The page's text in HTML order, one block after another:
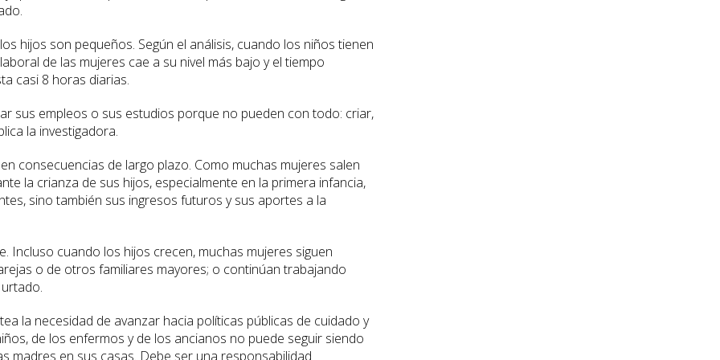
hijos son pequeños. Según el análisis, cuando los niños tienen
de las mujeres cae a su nivel más bajo y el tiempo
casi 8 horas diarias.
sus empleos o sus estudios porque no pueden con todo: criar,
la investigadora.
consecuencias de largo plazo. Como muchas mujeres salen
la crianza de sus hijos, especialmente en la primera infancia,
sino también sus ingresos futuros y sus aportes a la
Incluso cuando los hijos crecen, muchas mujeres siguen
o de otros familiares mayores; o continúan trabajando
la necesidad de avanzar hacia políticas públicas de cuidado y
de los enfermos y de los ancianos no puede seguir siendo
madres en sus casas. Debe ser una responsabilidad